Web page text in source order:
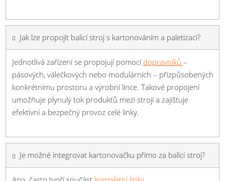
Jak lze propojit balicí stroj s kartonováním a paletizací?
Jednotlivá zařízení se propojují pomocí dopravníků –
pásových, válečkových nebo modulárních – přizpůsobených
konkrétnímu prostoru a výrobní lince. Takové propojení
umožňuje plynulý tok produktů mezi stroji a zajišťuje
efektivní a bezpečný provoz celé linky.
Je možné integrovat kartonovačku přímo za balicí stroj?